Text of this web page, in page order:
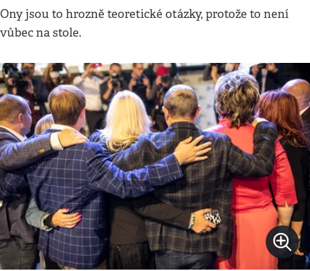
Ony jsou to hrozně teoretické otázky, protože to není
vůbec na stole.